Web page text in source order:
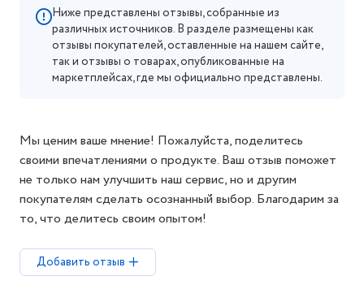
Ниже представлены отзывы, собранные из
различных источников. В разделе размещены как
отзывы покупателей, оставленные на нашем сайте,
так и отзывы о товарах, опубликованные на
маркетплейсах, где мы официально представлены.
Мы ценим ваше мнение! Пожалуйста, поделитесь
своими впечатлениями о продукте. Ваш отзыв поможет
не только нам улучшить наш сервис, но и другим
покупателям сделать осознанный выбор. Благодарим за
то, что делитесь своим опытом!
Добавить отзыв